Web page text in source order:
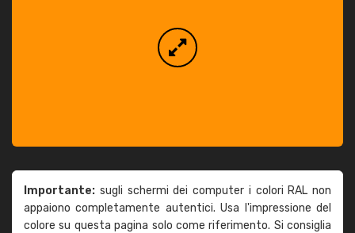
Importante: sugli schermi dei computer i colori RAL non
appaiono completamente autentici. Usa l'impressione del
colore su questa pagina solo come riferimento. Si consiglia